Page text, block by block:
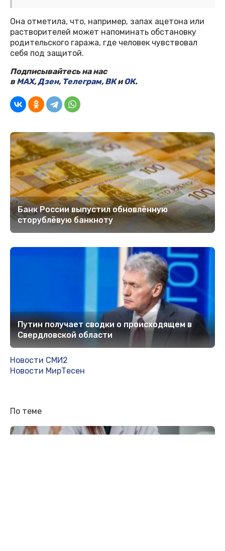
Она отметила, что, например, запах ацетона или
растворителей может напоминать обстановку
родительского гаража, где человек чувствовал
себя под защитой.
Подписывайтесь на нас
вMAX,Дзен, Телеграм,ВКиОК.
Банк России выпустил обновлённую
сторублёвую банкноту
Путин получает сводки о происходящем в
Свердловской области
Новости СМИ2
Новости МирТесен
По теме